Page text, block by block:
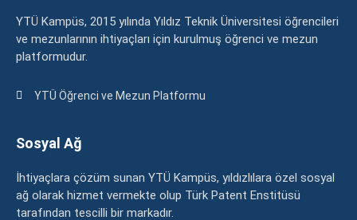
YTÜ Kampüs, 2015 yılında Yıldız Teknik Üniversitesi öğrencileri
ve mezunlarının ihtiyaçları için kurulmuş öğrenci ve mezun
platformudur.
YTÜ Öğrenci ve Mezun Platformu
Sosyal Ağ
İhtiyaçlara çözüm sunan YTÜ Kampüs, yıldızlılara özel sosyal
ağ olarak hizmet vermekte olup Türk Patent Enstitüsü
tarafından tescilli bir markadır.